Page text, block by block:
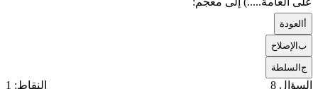
العودة
بالإصلاح
جالسلطة
السؤال 8
النقاط: 1